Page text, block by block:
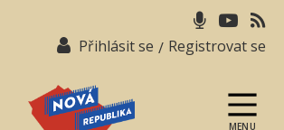
Přihlásit se / Registrovat se
MENU